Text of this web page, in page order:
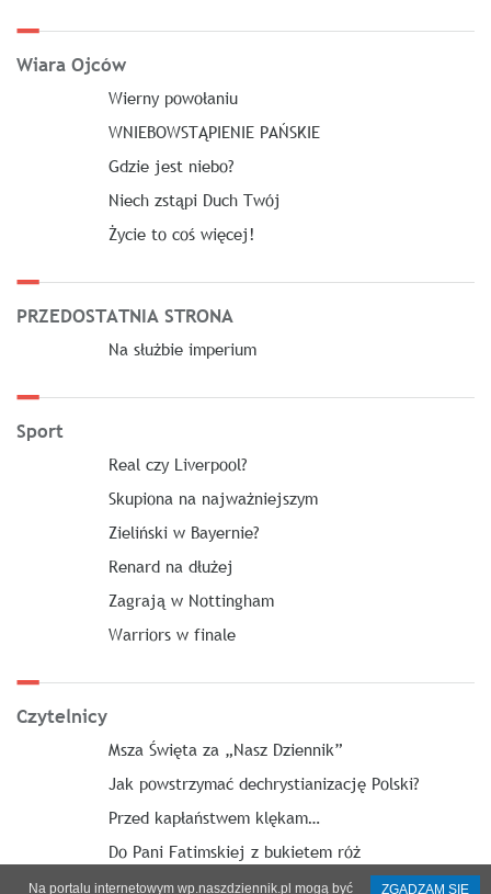
Wiara Ojców
Wierny powołaniu
WNIEBOWSTĄPIENIE PAŃSKIE
Gdzie jest niebo?
Niech zstąpi Duch Twój
Życie to coś więcej!
PRZEDOSTATNIA STRONA
Na służbie imperium
Sport
Real czy Liverpool?
Skupiona na najważniejszym
Zieliński w Bayernie?
Renard na dłużej
Zagrają w Nottingham
Warriors w finale
Czytelnicy
Msza Święta za „Nasz Dziennik”
Jak powstrzymać dechrystianizację Polski?
Przed kapłaństwem klękam…
Do Pani Fatimskiej z bukietem róż
Na portalu internetowym wp.naszdziennik.pl mogą być ZGADZAM SIĘ